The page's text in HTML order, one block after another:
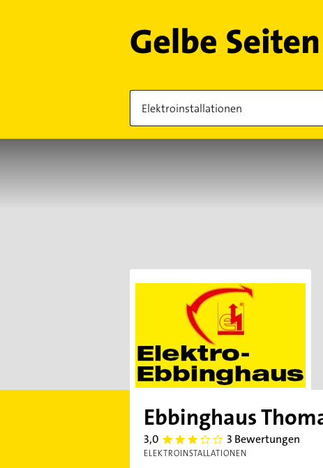
Ebbinghaus
3,0 3.0 3 Bewertungen
ELEKTROINSTALLATIONEN